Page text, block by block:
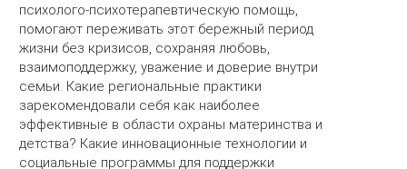
психолого-психотерапевтическую помощь,
помогают переживать этот бережный период
жизни без кризисов, сохраняя любовь,
взаимоподдержку, уважение и доверие внутри
семьи. Какие региональные практики
зарекомендовали себя как наиболее
эффективные в области охраны материнства и
детства? Какие инновационные технологии и
социальные программы для поддержки